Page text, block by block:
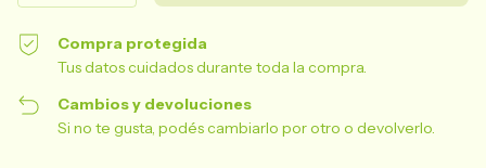
Compra protegida
Tus datos cuidados durante toda la compra.
Cambios y devoluciones
Si no te gusta, podés cambiarlo por otro o devolverlo.